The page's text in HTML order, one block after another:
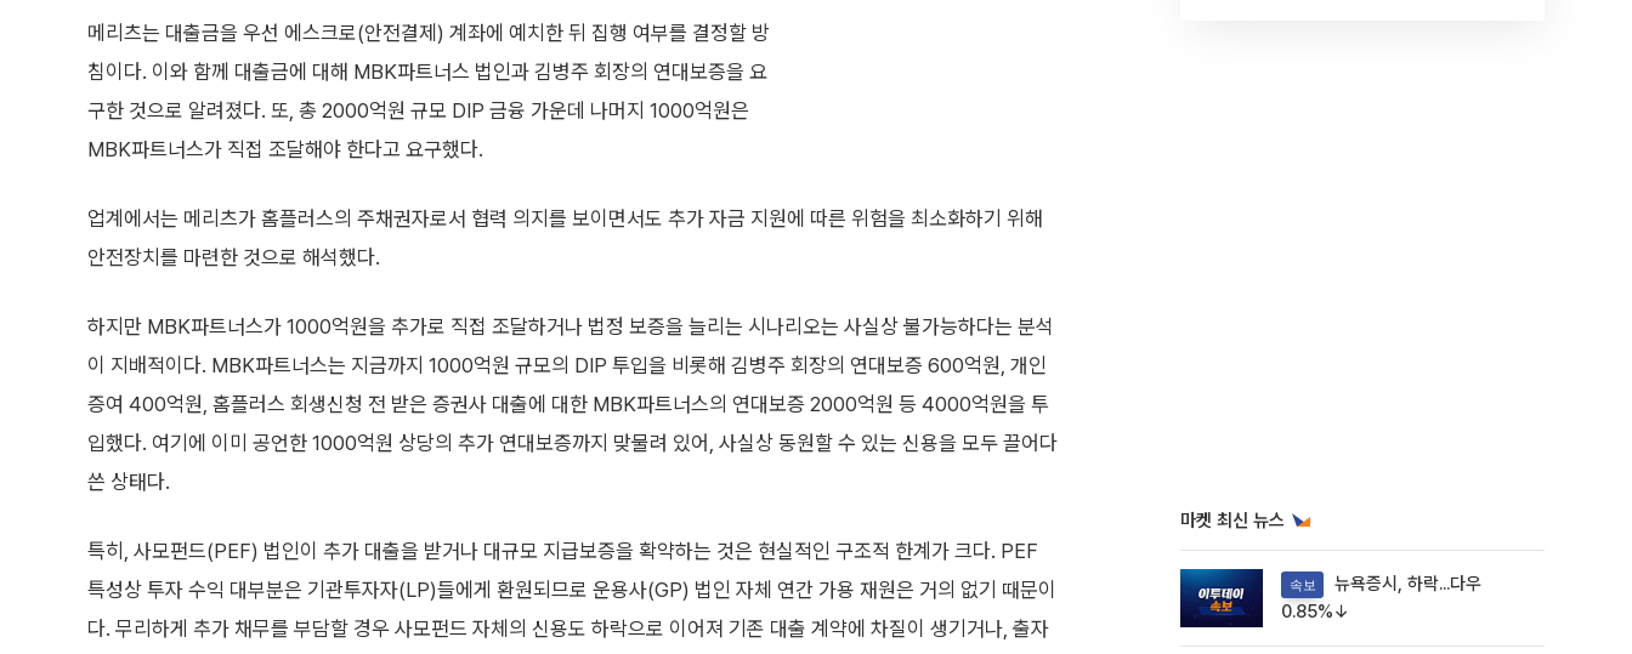
메리츠는 대출금을 우선 에스크로(안전결제) 계좌에 예치한 뒤 집행 여부를 결정할 방
침이다. 이와 함께 대출금에 대해 MBK파트너스 법인과 김병주 회장의 연대보증을 요
구한 것으로 알려졌다. 또, 총 2000억원 규모 DIP 금융 가운데 나머지 1000억원은
MBK파트너스가 직접 조달해야 한다고 요구했다.
업계에서는 메리츠가 홈플러스의 주채권자로서 협력 의지를 보이면서도 추가 자금 지원에 따른 위험을 최소화하기 위해
안전장치를 마련한 것으로 해석했다.
하지만 MBK파트너스가 1000억원을 추가로 직접 조달하거나 법정 보증을 늘리는 시나리오는 사실상 불가능하다는 분석
이 지배적이다. MBK파트너스는 지금까지 1000억원 규모의 DIP 투입을 비롯해 김병주 회장의 연대보증 600억원, 개인
증여 400억원, 홈플러스 회생신청 전 받은 증권사 대출에 대한 MBK파트너스의 연대보증 2000억원 등 4000억원을 투
입했다. 여기에 이미 공언한 1000억원 상당의 추가 연대보증까지 맞물려 있어, 사실상 동원할 수 있는 신용을 모두 끌어다
쓴 상태다.
특히, 사모펀드(PEF) 법인이 추가 대출을 받거나 대규모 지급보증을 확약하는 것은 현실적인 구조적 한계가 크다. PEF
특성상 투자 수익 대부분은 기관투자자(LP)들에게 환원되므로 운용사(GP) 법인 자체 연간 가용 재원은 거의 없기 때문이
다. 무리하게 추가 채무를 부담할 경우 사모펀드 자체의 신용도 하락으로 이어져 기존 대출 계약에 차질이 생기거나, 출자
마켓 최신 뉴스
속보
0.85%↓